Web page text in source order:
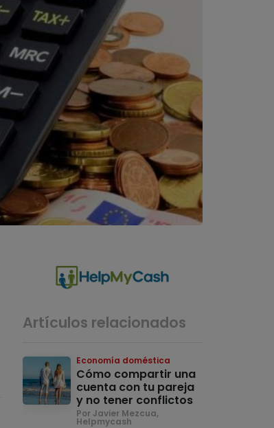
Artículos relacionados
Economía doméstica
Cómo compartir una
cuenta con tu pareja
y no tener conflictos
Por Javier Mezcua,
Helpmycash